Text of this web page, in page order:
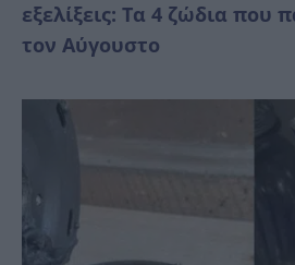
εξελίξεις: Τα 4 ζώδια που
τον Αύγουστο